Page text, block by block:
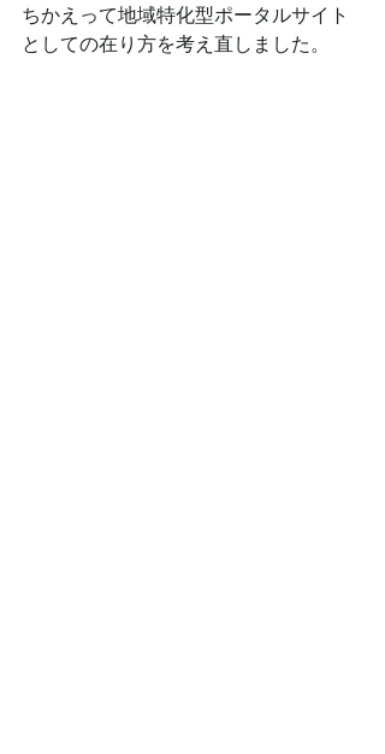
ちかえって地域特化型ポータルサイト
としての在り方を考え直しました。